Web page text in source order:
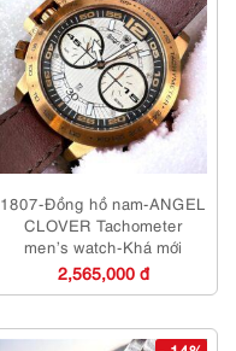
1807-Đồng hồ nam-ANGEL
CLOVER Tachometer
men’s watch-Khá mới
2,565,000 đ